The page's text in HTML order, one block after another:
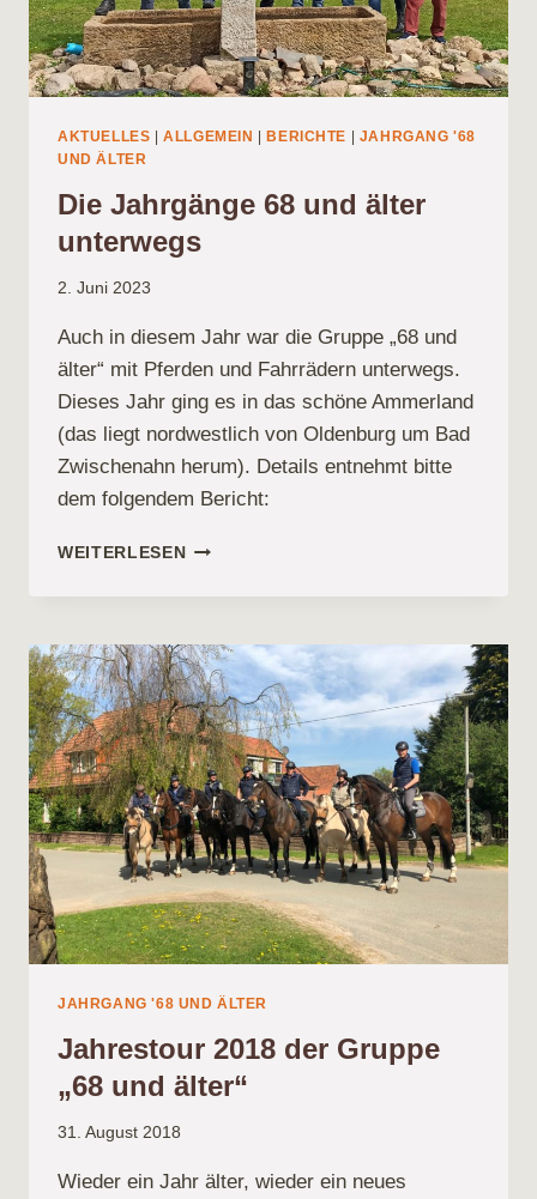
AKTUELLES |ALLGEMEIN |BERICHTE | JAHRGANG '68
UND ÄLTER
Die Jahrgänge 68 und älter
unterwegs
2. Juni 2023
Auch in diesem Jahr war die Gruppe „68 und
älter“ mit Pferden und Fahrrädern unterwegs.
Dieses Jahr ging es in das schöne Ammerland
(das liegt nordwestlich von Oldenburg um Bad
Zwischenahn herum). Details entnehmt bitte
dem folgendem Bericht:
WEITERLESENDIE
68
ÄLTER
UNTERWEGS
JAHRGANG '68 UND ÄLTER
Jahrestour 2018 der Gruppe
„68 und älter“
31. August 2018
Wieder ein Jahr älter, wieder ein neues